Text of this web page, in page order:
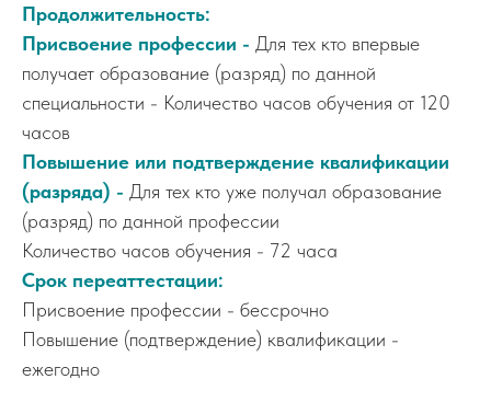
Продолжительность:
Присвоение профессии - Для тех кто впервые
получает образование (разряд) по данной
специальности - Количество часов обучения от 120
часов
Повышение или подтверждение квалификации
(разряда) - Для тех кто уже получал образование
(разряд) по данной профессии
Количество часов обучения - 72 часа
Срок переаттестации:
Присвоение профессии - бессрочно
Повышение (подтверждение) квалификации -
ежегодно